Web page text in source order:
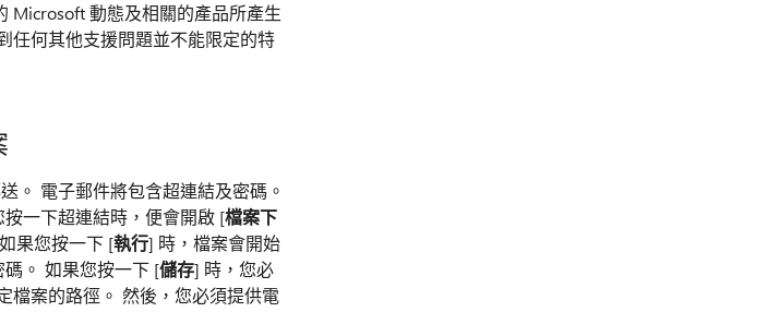
Microsoft 動態及相關的產品所產生
任何其他支援問題並不能限定的特
。 電子郵件將包含超連結及密碼。
一下超連結時，便會開啟 [檔案下
果您按一下 [執行] 時，檔案會開始
。 如果您按一下 [儲存] 時，您必
檔案的路徑。 然後，您必須提供電